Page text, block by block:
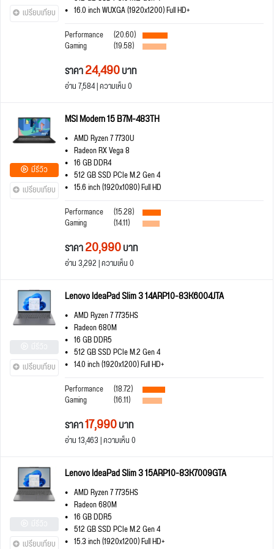
เปรียบเทียบ
16.0 inch WUXGA (1920x1200) Full HD+
Performance
(20.60)
Gaming (19.58)
ราคา24,490บาท
อ่าน 7,584 | ความเห็น 0
มีรีวิว
เปรียบเทียบ
MSI Modern 15 B7M-483TH
AMD Ryzen 7 7730U
Radeon RX Vega 8
16 GB DDR4
512 GB SSD PCIe M.2 Gen 4
15.6 inch (1920x1080) Full HD
Performance
(15.28)
Gaming (14.11)
ราคา20,990บาท
อ่าน 3,292 | ความเห็น 0
เปรียบเทียบ
Lenovo IdeaPad Slim 3 14ARP10-83K6004JTA
AMD Ryzen 7 7735HS
Radeon 680M
16 GB DDR5
512 GB SSD PCIe M.2 Gen 4
14.0 inch (1920x1200) Full HD+
Performance
(18.72)
Gaming (16.11)
ราคา17,990บาท
อ่าน 13,463 | ความเห็น 0
เปรียบเทียบ
Lenovo IdeaPad Slim 3 15ARP10-83K7009GTA
AMD Ryzen 7 7735HS
Radeon 680M
16 GB DDR5
512 GB SSD PCIe M.2 Gen 4
15.3 inch (1920x1200) Full HD+